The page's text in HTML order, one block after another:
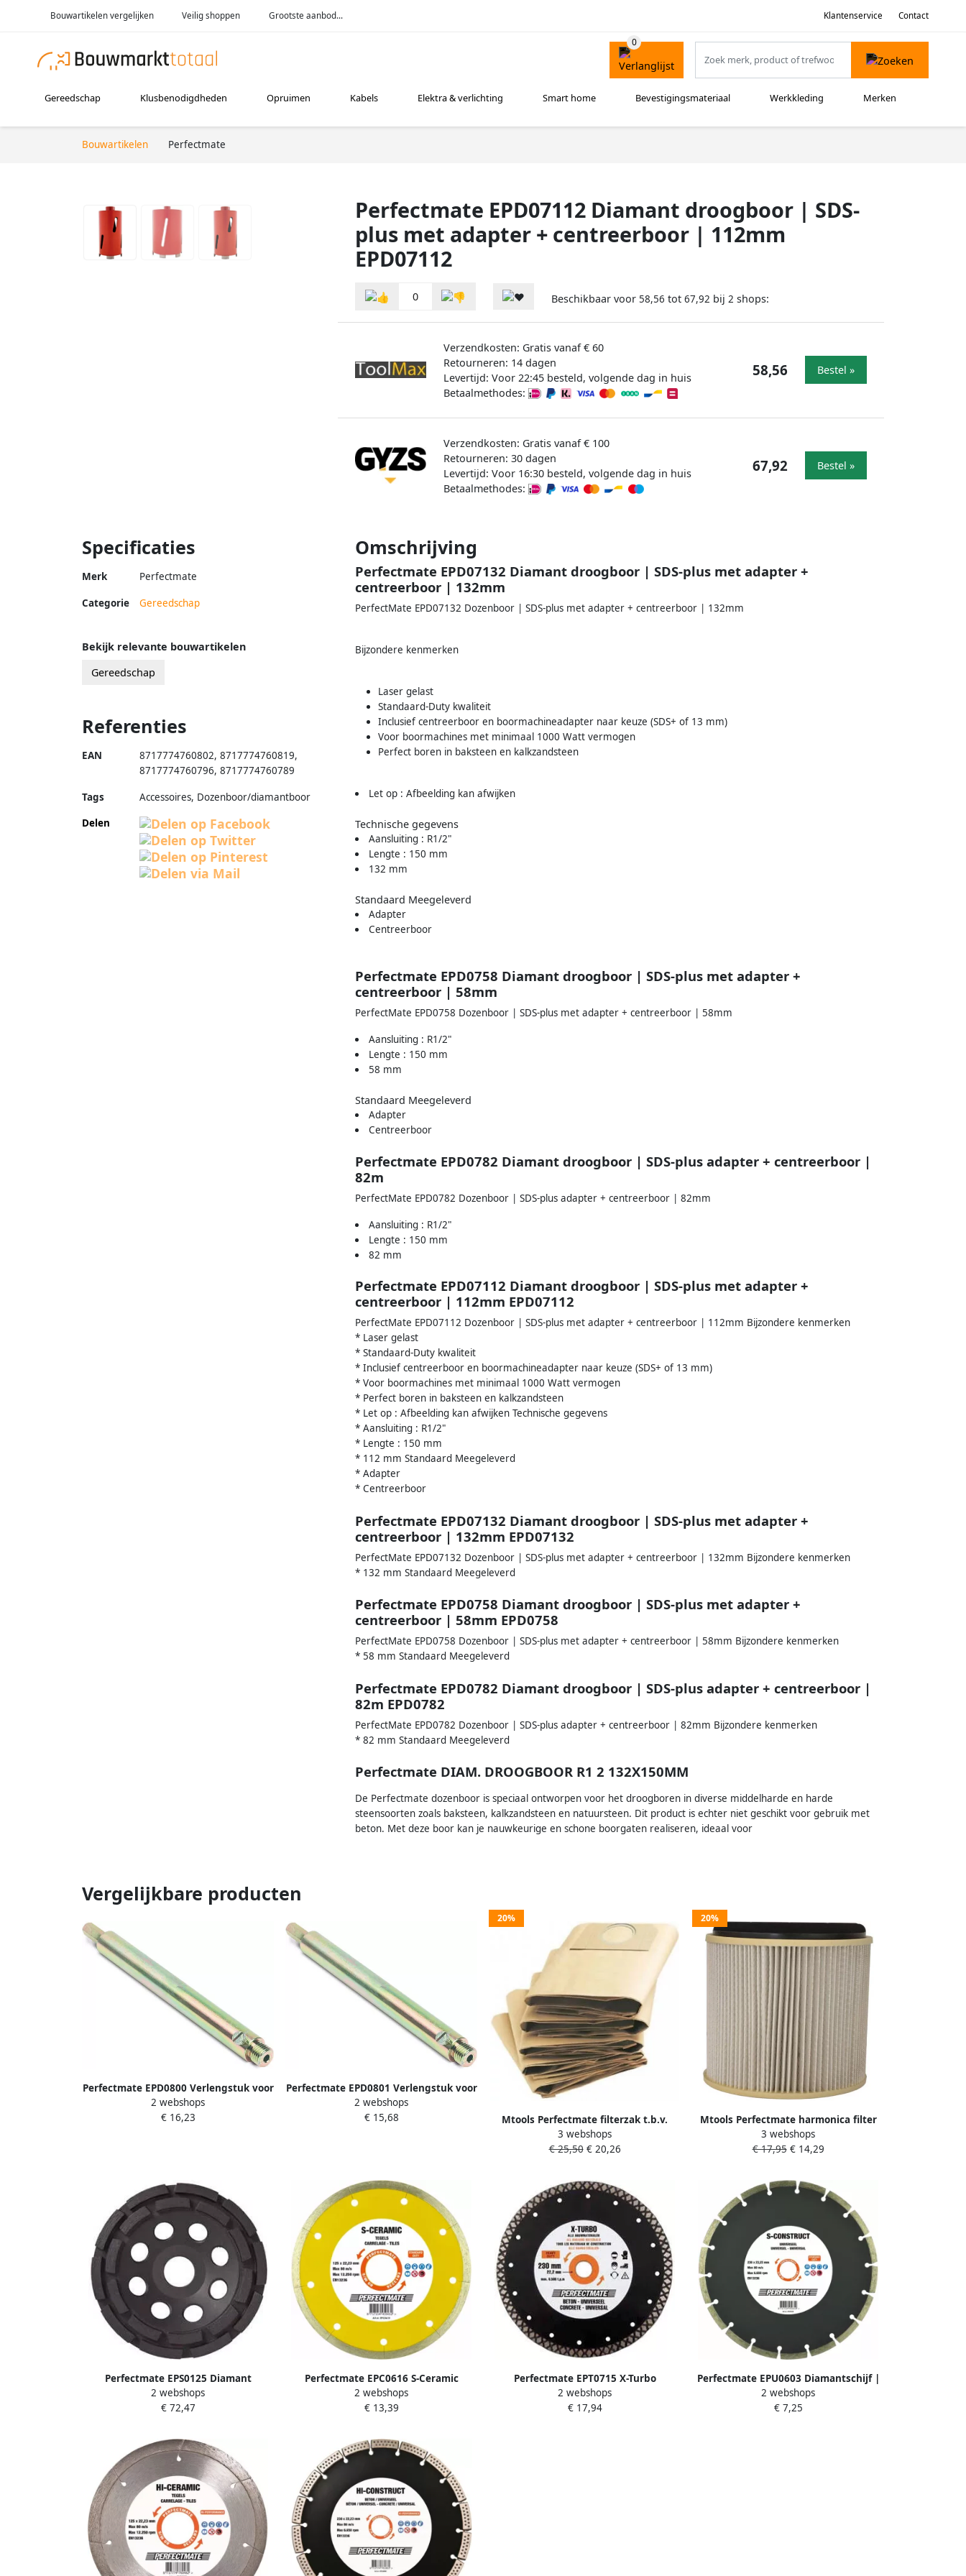
Bouwartikelen vergelijken Veilig shoppen Grootste aanbod... Klantenservice Contact
Gereedschap Klusbenodigdheden Opruimen Kabels Elektra & verlichting Smart home Bevestigingsmateriaal Werkkleding Merken
Bouwartikelen Perfectmate
Perfectmate EPD07112 Diamant droogboor | SDS-
plus met adapter + centreerboor | 112mm
EPD07112
0 Beschikbaar voor 58,56 tot 67,92 bij 2 shops:
Verzendkosten: Gratis vanaf € 60
Retourneren: 14 dagen
Levertijd: Voor 22:45 besteld, volgende dag in huis
Betaalmethodes:
58,56 Bestel »
Verzendkosten: Gratis vanaf € 100
Retourneren: 30 dagen
Levertijd: Voor 16:30 besteld, volgende dag in huis
Betaalmethodes:
67,92 Bestel »
Specificaties
Merk Perfectmate
Categorie Gereedschap
Omschrijving
Perfectmate EPD07132 Diamant droogboor | SDS-plus met adapter +
centreerboor | 132mm
PerfectMate EPD07132 Dozenboor | SDS-plus met adapter + centreerboor | 132mm
Bijzondere kenmerken
Laser gelast
Standaard-Duty kwaliteit
Inclusief centreerboor en boormachineadapter naar keuze (SDS+ of 13 mm)
Voor boormachines met minimaal 1000 Watt vermogen
Perfect boren in baksteen en kalkzandsteen
Let op : Afbeelding kan afwijken
Technische gegevens
Aansluiting : R1/2"
Lengte : 150 mm
132 mm
Standaard Meegeleverd
Adapter
Centreerboor
Perfectmate EPD0758 Diamant droogboor | SDS-plus met adapter +
centreerboor | 58mm
PerfectMate EPD0758 Dozenboor | SDS-plus met adapter + centreerboor | 58mm
Aansluiting : R1/2"
Lengte : 150 mm
58 mm
Standaard Meegeleverd
Adapter
Centreerboor
Perfectmate EPD0782 Diamant droogboor | SDS-plus adapter + centreerboor |
82m
PerfectMate EPD0782 Dozenboor | SDS-plus adapter + centreerboor | 82mm
Aansluiting : R1/2"
Lengte : 150 mm
82 mm
Perfectmate EPD07112 Diamant droogboor | SDS-plus met adapter +
centreerboor | 112mm EPD07112
PerfectMate EPD07112 Dozenboor | SDS-plus met adapter + centreerboor | 112mm Bijzondere kenmerken
* Laser gelast
* Standaard-Duty kwaliteit
* Inclusief centreerboor en boormachineadapter naar keuze (SDS+ of 13 mm)
* Voor boormachines met minimaal 1000 Watt vermogen
* Perfect boren in baksteen en kalkzandsteen
* Let op : Afbeelding kan afwijken Technische gegevens
* Aansluiting : R1/2"
* Lengte : 150 mm
* 112 mm Standaard Meegeleverd
* Adapter
* Centreerboor
Perfectmate EPD07132 Diamant droogboor | SDS-plus met adapter +
centreerboor | 132mm EPD07132
PerfectMate EPD07132 Dozenboor | SDS-plus met adapter + centreerboor | 132mm Bijzondere kenmerken
* 132 mm Standaard Meegeleverd
Perfectmate EPD0758 Diamant droogboor | SDS-plus met adapter +
centreerboor | 58mm EPD0758
PerfectMate EPD0758 Dozenboor | SDS-plus met adapter + centreerboor | 58mm Bijzondere kenmerken
* 58 mm Standaard Meegeleverd
Perfectmate EPD0782 Diamant droogboor | SDS-plus adapter + centreerboor |
82m EPD0782
PerfectMate EPD0782 Dozenboor | SDS-plus adapter + centreerboor | 82mm Bijzondere kenmerken
* 82 mm Standaard Meegeleverd
Perfectmate DIAM. DROOGBOOR R1 2 132X150MM
De Perfectmate dozenboor is speciaal ontworpen voor het droogboren in diverse middelharde en harde
steensoorten zoals baksteen, kalkzandsteen en natuursteen. Dit product is echter niet geschikt voor gebruik met
beton. Met deze boor kan je nauwkeurige en schone boorgaten realiseren, ideaal voor
Bekijk relevante bouwartikelen
Gereedschap
Referenties
EAN 8717774760802, 8717774760819,
8717774760796, 8717774760789
Tags
Accessoires, Dozenboor/diamantboor
Delen
Vergelijkbare producten
Perfectmate EPD0800 Verlengstuk voor
dozenboor | SDS-plus | 150mm
EPD0800
2 webshops
€ 16,23
Perfectmate EPD0801 Verlengstuk voor
dozenboor | 13 mm | 150mm lengte
EPD0801
2 webshops
€ 15,68
20%
Mtools Perfectmate filterzak t.b.v.
Dustsafe VAC23 |
3 webshops
€ 25,50€ 20,26
20%
Mtools Perfectmate harmonica filter
t.b.v. Dustsafe VAC23 |
3 webshops
€ 17,95€ 14,29
Perfectmate EPS0125 Diamant
Komschijf | 5 mm Segment | 125 m
EPS0125
2 webshops
€ 72,47
Perfectmate EPC0616 S-Ceramic
Diamantschijf | Voor Tegels | 180 mm
EPC0616
2 webshops
€ 13,39
Perfectmate EPT0715 X-Turbo
Diamantschijf | Beton en universeel |
350 mm EPT0715
2 webshops
€ 17,94
Perfectmate EPU0603 Diamantschijf |
Universeel | 230 mm EPU0603
2 webshops
€ 7,25